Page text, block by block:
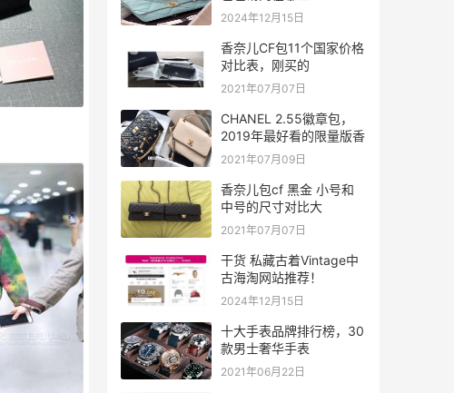
2024年12月15日
香奈儿CF包11个国家价格
对比表，刚买的
2021年07月07日
CHANEL 2.55徽章包，
2019年最好看的限量版香
2021年07月09日
香奈儿包cf 黑金 小号和
中号的尺寸对比大
2021年07月07日
干货 私藏古着Vintage中
古海淘网站推荐！
2024年12月15日
十大手表品牌排行榜，30
款男士奢华手表
2021年06月22日